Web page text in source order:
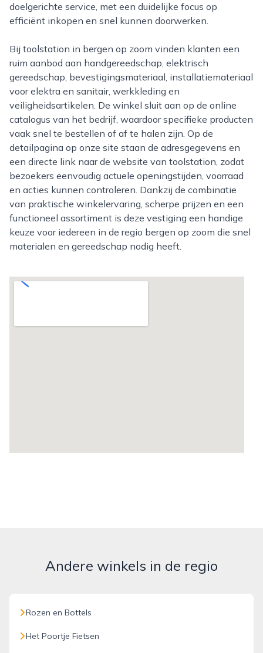
doelgerichte service, met een duidelijke focus op
efficiënt inkopen en snel kunnen doorwerken.
Bij toolstation in bergen op zoom vinden klanten een
ruim aanbod aan handgereedschap, elektrisch
gereedschap, bevestigingsmateriaal, installatiemateriaal
voor elektra en sanitair, werkkleding en
veiligheidsartikelen. De winkel sluit aan op de online
catalogus van het bedrijf, waardoor specifieke producten
vaak snel te bestellen of af te halen zijn. Op de
detailpagina op onze site staan de adresgegevens en
een directe link naar de website van toolstation, zodat
bezoekers eenvoudig actuele openingstijden, voorraad
en acties kunnen controleren. Dankzij de combinatie
van praktische winkelervaring, scherpe prijzen en een
functioneel assortiment is deze vestiging een handige
keuze voor iedereen in de regio bergen op zoom die snel
materialen en gereedschap nodig heeft.
Andere winkels in de regio
Rozen en Bottels
Het Poortje Fietsen